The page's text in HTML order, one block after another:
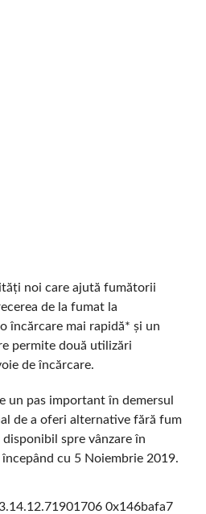
noi care ajută fumătorii
de la fumat la
încărcare mai rapidă* și un
permite două utilizări
de încărcare.
un pas important în demersul
de a oferi alternative fără fum
spre vânzare în
începând cu 5 Noiembrie 2019.
0x146bafa7